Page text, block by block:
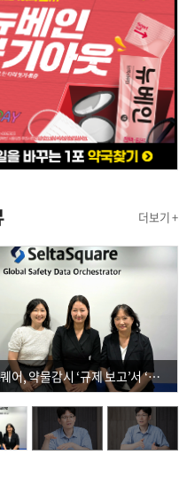
더보기 +
셀타스퀘어, 약물감시 ‘규제 보고’서 ‘데이터 의사결정’으로 "PVX 전환 요구 커진다"